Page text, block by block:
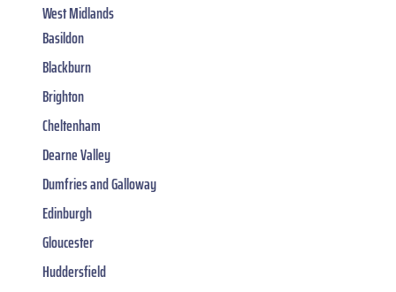
West Midlands
Basildon
Blackburn
Brighton
Cheltenham
Dearne Valley
Dumfries and Galloway
Edinburgh
Gloucester
Huddersfield